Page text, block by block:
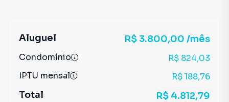
Aluguel R$ 3.800,00 /mês
Condomínio
R$ 824,03
IPTU mensal
R$ 188,76
Total R$ 4.812,79